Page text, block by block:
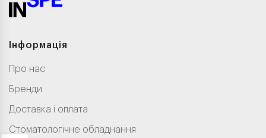
Інформація
Про нас
Бренди
Доставка і оплата
Стоматологічне обладнання